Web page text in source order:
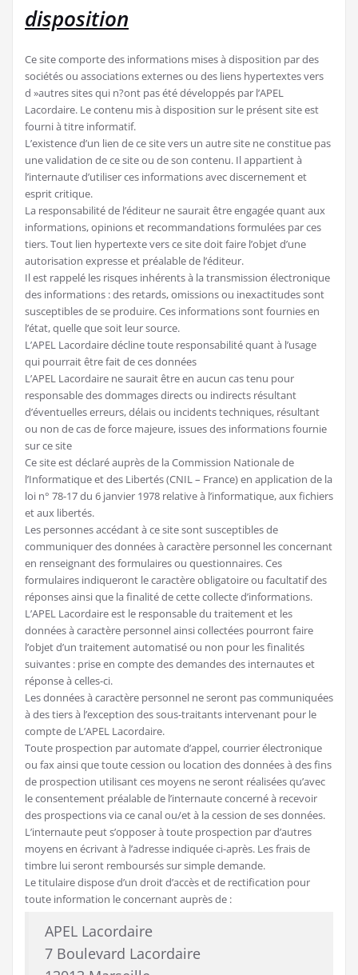
disposition
Ce site comporte des informations mises à disposition par des
sociétés ou associations externes ou des liens hypertextes vers
d »autres sites qui n?ont pas été développés par l’APEL
Lacordaire. Le contenu mis à disposition sur le présent site est
fourni à titre informatif.
L’existence d’un lien de ce site vers un autre site ne constitue pas
une validation de ce site ou de son contenu. Il appartient à
l’internaute d’utiliser ces informations avec discernement et
esprit critique.
La responsabilité de l’éditeur ne saurait être engagée quant aux
informations, opinions et recommandations formulées par ces
tiers. Tout lien hypertexte vers ce site doit faire l’objet d’une
autorisation expresse et préalable de l’éditeur.
Il est rappelé les risques inhérents à la transmission électronique
des informations : des retards, omissions ou inexactitudes sont
susceptibles de se produire. Ces informations sont fournies en
l’état, quelle que soit leur source.
L’APEL Lacordaire décline toute responsabilité quant à l’usage
qui pourrait être fait de ces données
L’APEL Lacordaire ne saurait être en aucun cas tenu pour
responsable des dommages directs ou indirects résultant
d’éventuelles erreurs, délais ou incidents techniques, résultant
ou non de cas de force majeure, issues des informations fournie
sur ce site
Ce site est déclaré auprès de la Commission Nationale de
l’Informatique et des Libertés (CNIL – France) en application de la
loi n° 78-17 du 6 janvier 1978 relative à l’informatique, aux fichiers
et aux libertés.
Les personnes accédant à ce site sont susceptibles de
communiquer des données à caractère personnel les concernant
en renseignant des formulaires ou questionnaires. Ces
formulaires indiqueront le caractère obligatoire ou facultatif des
réponses ainsi que la finalité de cette collecte d’informations.
L’APEL Lacordaire est le responsable du traitement et les
données à caractère personnel ainsi collectées pourront faire
l’objet d’un traitement automatisé ou non pour les finalités
suivantes : prise en compte des demandes des internautes et
réponse à celles-ci.
Les données à caractère personnel ne seront pas communiquées
à des tiers à l’exception des sous-traitants intervenant pour le
compte de L’APEL Lacordaire.
Toute prospection par automate d’appel, courrier électronique
ou fax ainsi que toute cession ou location des données à des fins
de prospection utilisant ces moyens ne seront réalisées qu’avec
le consentement préalable de l’internaute concerné à recevoir
des prospections via ce canal ou/et à la cession de ses données.
L’internaute peut s’opposer à toute prospection par d’autres
moyens en écrivant à l’adresse indiquée ci-après. Les frais de
timbre lui seront remboursés sur simple demande.
Le titulaire dispose d’un droit d’accès et de rectification pour
toute information le concernant auprès de :
APEL Lacordaire
7 Boulevard Lacordaire